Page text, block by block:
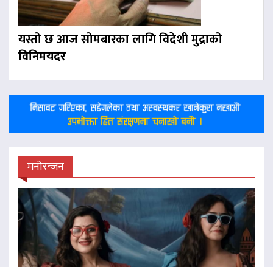
यस्तो छ आज सोमबारका लागि विदेशी मुद्राको
विनिमयदर
मनोरन्जन